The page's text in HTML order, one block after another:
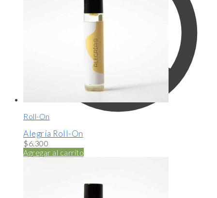
14.990 1
Roll-On
Alegría Roll-On
$6.300
Agregar al carrito